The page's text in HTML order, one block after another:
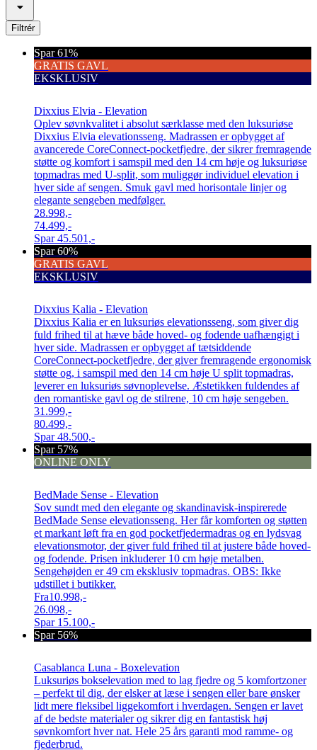
Filtrér
Spar 61%
GRATIS GAVL
EKSKLUSIV
Dixxius Elvia - Elevation
Oplev søvnkvalitet i absolut særklasse med den luksuriøse
Dixxius Elvia elevationsseng. Madrassen er opbygget af
avancerede CoreConnect-pocketfjedre, der sikrer fremragende
støtte og komfort i samspil med den 14 cm høje og luksuriøse
topmadras med U-split, som muliggør individuel elevation i
hver side af sengen. Smuk gavl med horisontale linjer og
elegante sengeben medfølger.
28.998,-
74.499,-
Spar45.501,-
Spar 60%
GRATIS GAVL
EKSKLUSIV
Dixxius Kalia - Elevation
Dixxius Kalia er en luksuriøs elevationsseng, som giver dig
fuld frihed til at hæve både hoved- og fodende uafhængigt i
hver side. Madrassen er opbygget af tætsiddende
CoreConnect-pocketfjedre, der giver fremragende ergonomisk
støtte og, i samspil med den 14 cm høje U split topmadras,
leverer en luksuriøs søvnoplevelse. Æstetikken fuldendes af
den romantiske gavl og de stilrene, 10 cm høje sengeben.
31.999,-
80.499,-
Spar48.500,-
Spar 57%
ONLINE ONLY
BedMade Sense - Elevation
Sov sundt med den elegante og skandinavisk-inspirerede
BedMade Sense elevationsseng. Her får komforten og støtten
et markant løft fra en god pocketfjedermadras og en lydsvag
elevationsmotor, der giver fuld frihed til at justere både hoved-
og fodende. Prisen inkluderer 10 cm høje metalben.
Sengehøjden er 49 cm eksklusiv topmadras. OBS: Ikke
udstillet i butikker.
Fra10.998,-
26.098,-
Spar 15.100,-
Spar 56%
Casablanca Luna - Boxelevation
Luksuriøs bokselevation med to lag fjedre og 5 komfortzoner
– perfekt til dig, der elsker at læse i sengen eller bare ønsker
lidt mere fleksibel liggekomfort i hverdagen. Sengen er lavet
af de bedste materialer og sikrer dig en fantastisk høj
søvnkomfort hver nat. Hele 25 års garanti mod ramme- og
fjederbrud.